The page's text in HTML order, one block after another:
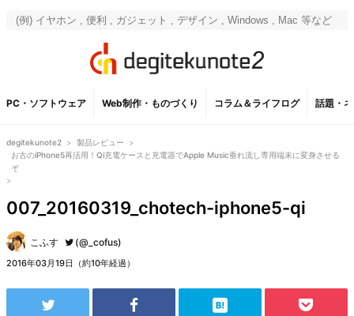
PC・ソフトウェア Web制作・ものづくり コラム＆ライフログ 話題・
degitekunote2 > 製品レビュー
>
お古のiPhone5再活用！Qi充電ケースと充電器でApple Music垂れ流し専用端末に変身させる
ぞ
>
007_20160319_chotech-iphone5-qi
こふす (@_cofus)
2016年03月19日（約10年経過）